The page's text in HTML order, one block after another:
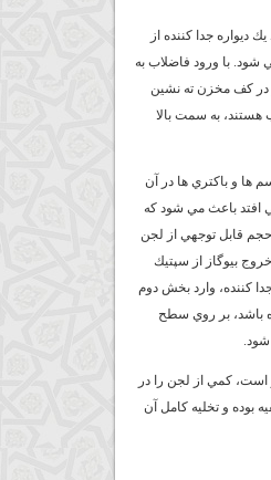
جدا كننده از
با ورود فاضلاب به
در كف مخزن ته نشين
به سمت بالا
ها و باكتري ها در آن
افتد باعث مي شود كه
حجم قابل توجهي از لجن
بيوگاز از سپتيك
كننده، وارد بخش دوم
باشد، بر روي سطح
است، كمي از لجن را در
بوده و تخليه كامل آن